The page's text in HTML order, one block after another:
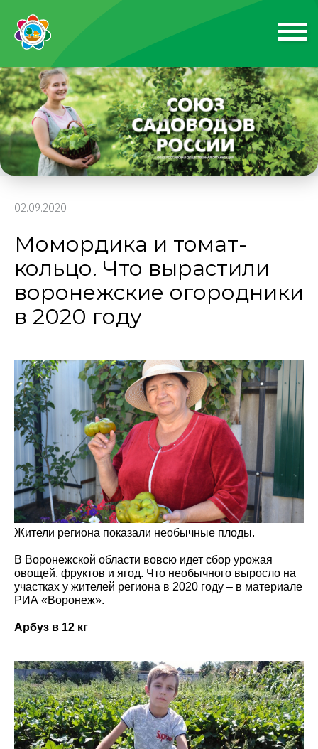
02.09.2020
Момордика и томат-
кольцо. Что вырастили
воронежские огородники
в 2020 году
Жители региона показали необычные плоды.
В Воронежской области вовсю идет сбор урожая
овощей, фруктов и ягод. Что необычного выросло на
участках у жителей региона в 2020 году – в материале
РИА «Воронеж».
Арбуз в 12 кг